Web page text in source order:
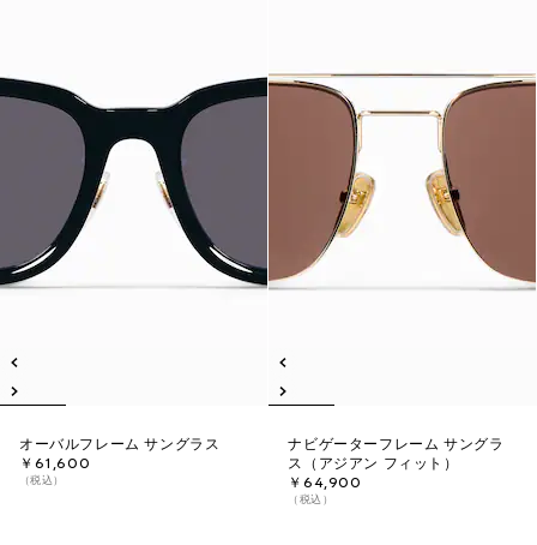
オーバルフレーム サングラス
￥61,600
（税込）
ナビゲーターフレーム サングラ
ス（アジアン フィット）
￥64,900
（税込）